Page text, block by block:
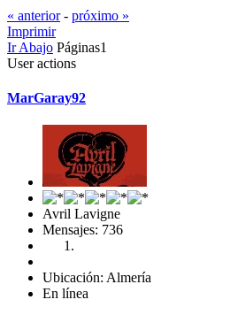
« anterior- próximo »
Imprimir
Ir Abajo Páginas1
User actions
MarGaray92
Avril Lavigne
Mensajes: 736
Ubicación: Almería
En línea